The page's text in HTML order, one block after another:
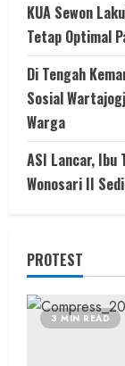
KUA Sewon
Tetap Optimal
Di Tengah
Sosial
Warga
ASI Lancar, Ibu
Wonosari II
PROTEST
3 MIN READ